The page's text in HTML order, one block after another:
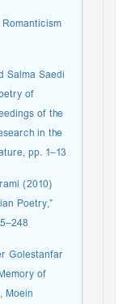
Salma Saedi
of
of the
in the
pp. 1–13.
(2010)
Poetry,”
Golestanfar
of